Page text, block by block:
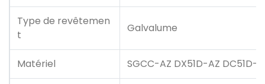
Type de revêtemen
t
Galvalume
Matériel SGCC-AZ DX51D-AZ DC51D-